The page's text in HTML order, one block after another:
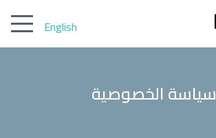
English
سياسة الخصوصية